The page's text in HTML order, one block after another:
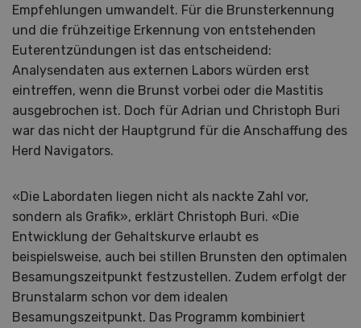
Empfehlungen umwandelt. Für die Brunsterkennung
und die frühzeitige Erkennung von entstehenden
Euterentzündungen ist das entscheidend:
Analysendaten aus externen Labors würden erst
eintreffen, wenn die Brunst vorbei oder die Mastitis
ausgebrochen ist. Doch für Adrian und Christoph Buri
war das nicht der Hauptgrund für die Anschaffung des
Herd Navigators.
«Die Labordaten liegen nicht als nackte Zahl vor,
sondern als Grafik», erklärt Christoph Buri. «Die
Entwicklung der Gehaltskurve erlaubt es
beispielsweise, auch bei stillen Brunsten den optimalen
Besamungszeitpunkt festzustellen. Zudem erfolgt der
Brunstalarm schon vor dem idealen
Besamungszeitpunkt. Das Programm kombiniert